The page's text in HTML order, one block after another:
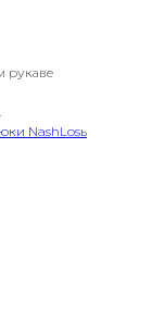
рукаве
NashLosь